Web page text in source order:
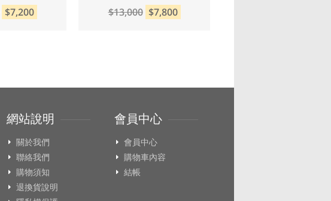
$7,200
$13,000 $7,800
網站說明
關於我們
聯絡我們
購物須知
退換貨說明
會員中心
會員中心
購物車內容
結帳